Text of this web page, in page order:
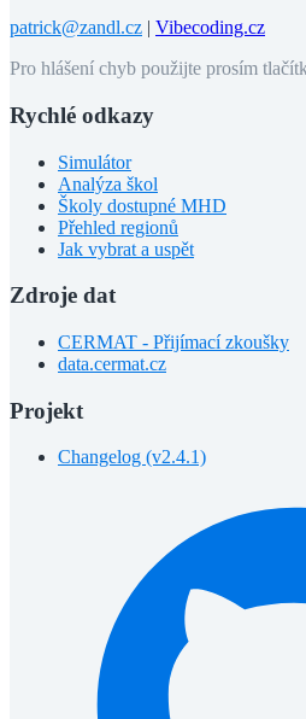
patrick@zandl.cz | Vibecoding.cz
Pro hlášení chyb použijte prosím
Rychlé odkazy
Simulátor
Analýza škol
Školy dostupné MHD
Přehled regionů
Jak vybrat a uspět
Zdroje dat
CERMAT - Přijímací zkoušky
data.cermat.cz
Projekt
Changelog (v2.4.1)